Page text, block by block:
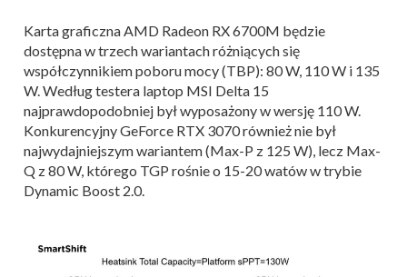
Karta graficzna AMD Radeon RX 6700M będzie
dostępna w trzech wariantach różniących się
współczynnikiem poboru mocy (TBP): 80 W, 110 W i 135
W. Według testera laptop MSI Delta 15
najprawdopodobniej był wyposażony w wersję 110 W.
Konkurencyjny GeForce RTX 3070 również nie był
najwydajniejszym wariantem (Max-P z 125 W), lecz Max-
Q z 80 W, którego TGP rośnie o 15-20 watów w trybie
Dynamic Boost 2.0.